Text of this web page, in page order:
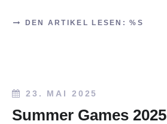
DEN ARTIKEL LESEN: %S
23. MAI 2025
Summer Games 2025